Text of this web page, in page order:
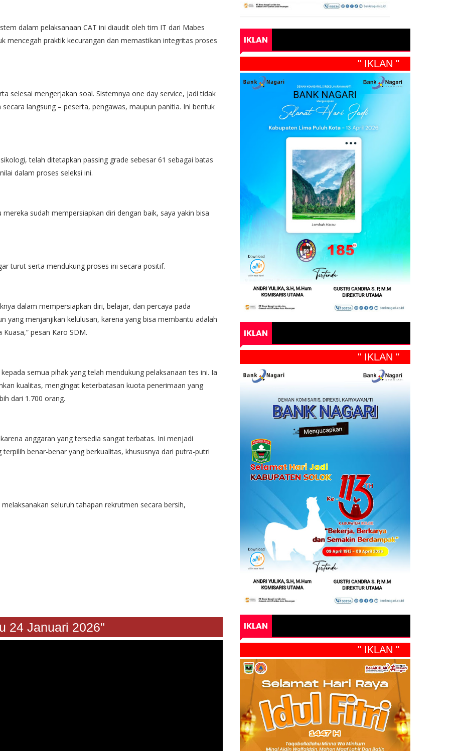
dalam pelaksanaan CAT ini diaudit oleh tim IT dari Mabes
mencegah praktik kecurangan dan memastikan integritas proses
selesai mengerjakan soal. Sistemnya one day service, jadi tidak
langsung – peserta, pengawas, maupun panitia. Ini bentuk
telah ditetapkan passing grade sebesar 61 sebagai batas
dalam proses seleksi ini.
sudah mempersiapkan diri dengan baik, saya yakin bisa
turut serta mendukung proses ini secara positif.
dalam mempersiapkan diri, belajar, dan percaya pada
yang menjanjikan kelulusan, karena yang bisa membantu adalah
pesan Karo SDM.
semua pihak yang telah mendukung pelaksanaan tes ini. Ia
kualitas, mengingat keterbatasan kuota penerimaan yang
dari 1.700 orang.
anggaran yang tersedia sangat terbatas. Ini menjadi
benar-benar yang berkualitas, khususnya dari putra-putri
seluruh tahapan rekrutmen secara bersih,
Januari 2026"
IKLAN
" IKLAN "
IKLAN
" IKLAN "
IKLAN
" IKLAN "